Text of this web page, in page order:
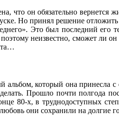
что он обязательно
Но принял решение
Это был последний его
неизвестно, сможет
который она принесла с
Прошло почти полгода
80-х, в труднодоступных
они сохранили на долгие